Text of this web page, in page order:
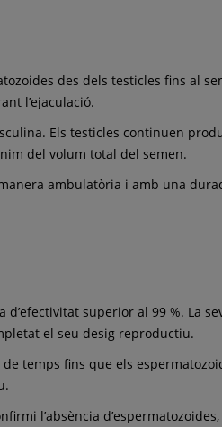
des dels testicles fins al
l’ejaculació.
Els testicles continuen
del volum total del semen.
ambulatòria i amb una
superior al 99 %. La
el seu desig reproductiu.
temps fins que els
l’absència